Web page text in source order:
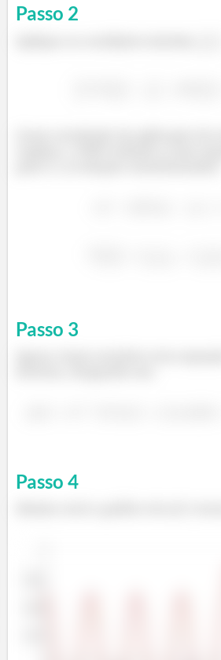
Passo 2
Passo 3
Passo 4